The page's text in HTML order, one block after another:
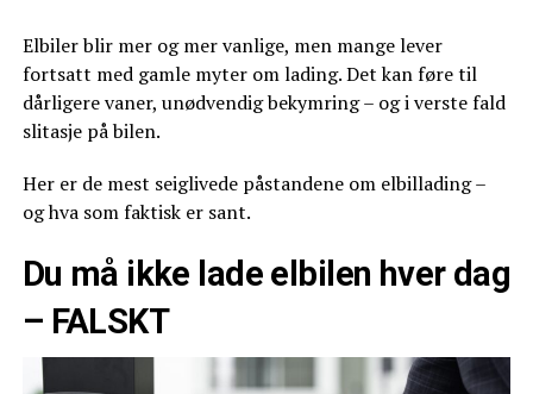
Elbiler blir mer og mer vanlige, men mange lever
fortsatt med gamle myter om lading. Det kan føre til
dårligere vaner, unødvendig bekymring – og i verste fald
slitasje på bilen.
Her er de mest seiglivede påstandene om elbillading –
og hva som faktisk er sant.
Du må ikke lade elbilen hver dag
– FALSKT